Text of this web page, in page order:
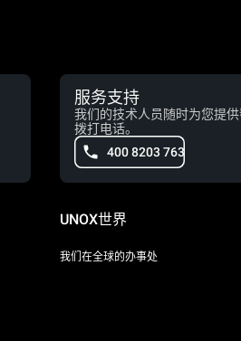
服务支持
我们的技术人员随时为您提
拨打电话。
400 8203 763
UNOX世界
我们在全球的办事处